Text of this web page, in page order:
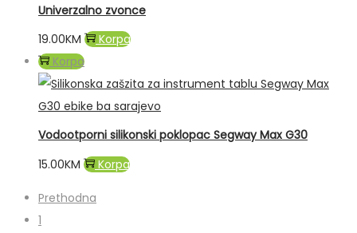
Univerzalno zvonce
19.00KM
Korpa
Korpa
Vodootporni silikonski poklopac Segway Max G30
15.00KM Korpa
Prethodna
1